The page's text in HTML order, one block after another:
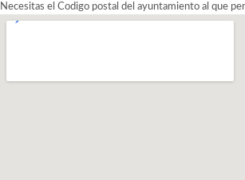
Necesitas el Codigo postal del ayuntamiento al que